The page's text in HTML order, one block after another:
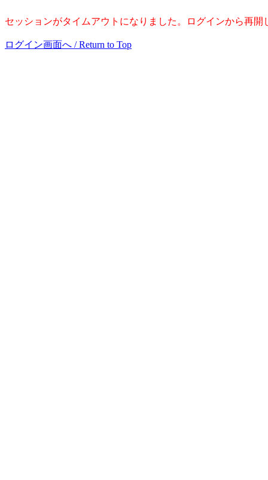
セッションがタイムアウトになりました。ログインから再開
ログイン画面へ / Return to Top